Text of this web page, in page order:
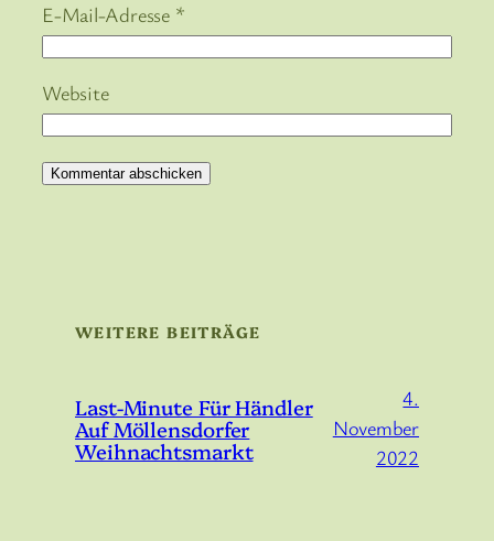
E-Mail-Adresse *
Website
WEITERE BEITRÄGE
Last-Minute Für Händler
Auf Möllensdorfer
Weihnachtsmarkt
4.
November
2022